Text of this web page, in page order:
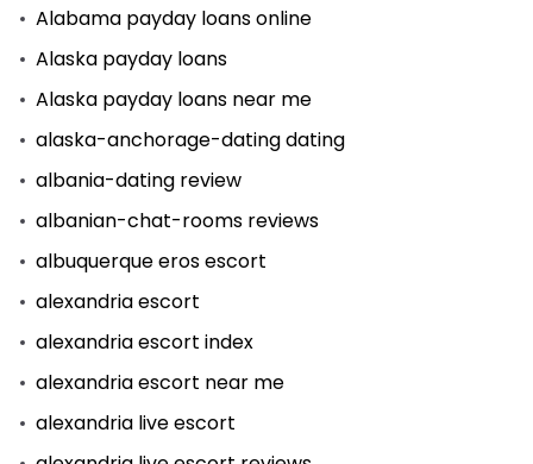
Alabama payday loans online
Alaska payday loans
Alaska payday loans near me
alaska-anchorage-dating dating
albania-dating review
albanian-chat-rooms reviews
albuquerque eros escort
alexandria escort
alexandria escort index
alexandria escort near me
alexandria live escort